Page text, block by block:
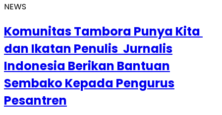
NEWS
Komunitas Tambora Punya Kita
dan Ikatan Penulis Jurnalis
Indonesia Berikan Bantuan
Sembako Kepada Pengurus
Pesantren